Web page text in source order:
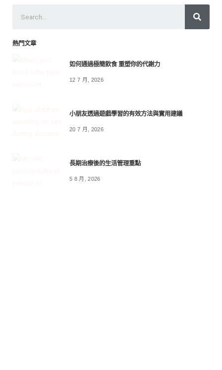
熱門文章
如何通過極簡飲食 重塑你的代謝力
12 7 月, 2026
小朋友透過遊戲學習的有效方法與實用建議
20 7 月, 2026
長期治療後的生活管理重點
5 8 月, 2026